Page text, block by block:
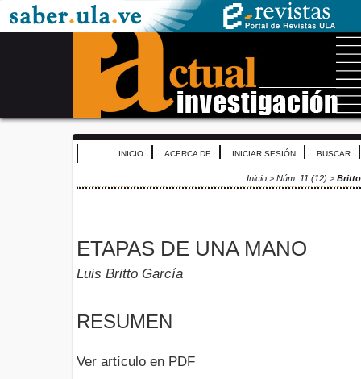
INICIO ACERCA DE INICIAR SESIÓN BUSCAR
Inicio> Núm. 11 (12) >
ETAPAS DE UNA MANO
Luis Britto García
RESUMEN
Ver artículo en PDF